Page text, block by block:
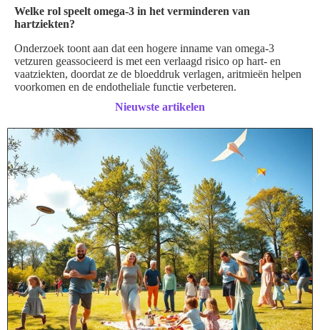
Welke rol speelt omega-3 in het verminderen van
hartziekten?
Onderzoek toont aan dat een hogere inname van omega-3
vetzuren geassocieerd is met een verlaagd risico op hart- en
vaatziekten, doordat ze de bloeddruk verlagen, aritmieën helpen
voorkomen en de endotheliale functie verbeteren.
Nieuwste artikelen